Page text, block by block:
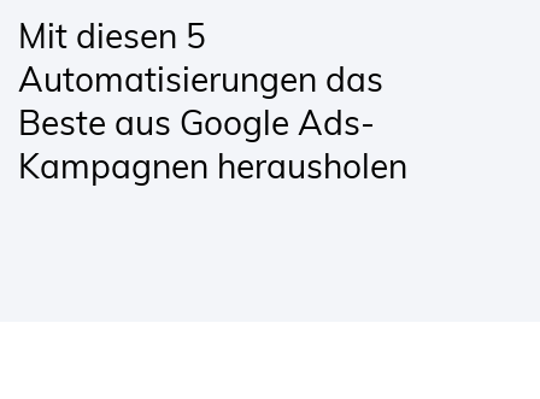
Mit diesen 5
Automatisierungen das
Beste aus Google Ads-
Kampagnen herausholen